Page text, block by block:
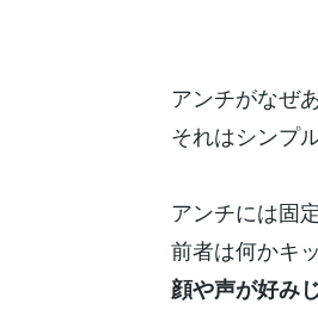
アンチがなぜ
それはシンプ
アンチには固
前者は何かキ
顔や声が好み